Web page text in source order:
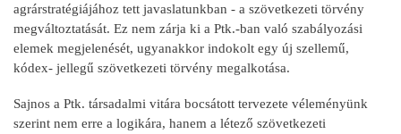
agrárstratégiájához tett javaslatunkban - a szövetkezeti törvény
megváltoztatását. Ez nem zárja ki a Ptk.-ban való szabályozási
elemek megjelenését, ugyanakkor indokolt egy új szellemű,
kódex- jellegű szövetkezeti törvény megalkotása.
Sajnos a Ptk. társadalmi vitára bocsátott tervezete véleményünk
szerint nem erre a logikára, hanem a létező szövetkezeti